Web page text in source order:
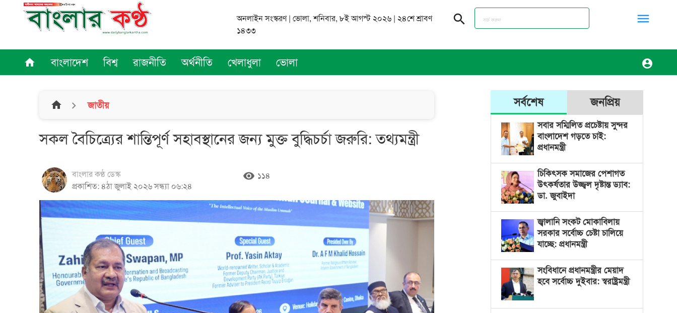
অনলাইন সংস্করণ | ভোলা, শনিবার, ৮ই আগস্ট ২০২৬ | ২৪শে শ্রাবণ
১৪৩৩
search menu
account_circle
home বাংলাদেশ বিশ্ব রাজনীতি অর্থনীতি খেলাধুলা ভোলা
home জাতীয়
সকল বৈচিত্র্যের শান্তিপূর্ণ সহাবস্থানের জন্য মুক্ত বুদ্ধিচর্চা জরুরি: তথ্যমন্ত্রী
বাংলার কণ্ঠ ডেস্ক
প্রকাশিত: ৪ঠা জুলাই ২০২৬ সন্ধ্যা ০৬:২৪
remove_red_eye ১১৪
সর্বশেষ জনপ্রিয়
সবার সম্মিলিত প্রচেষ্টায় সুন্দর
বাংলাদেশ গড়তে চাই:
প্রধানমন্ত্রী
চিকিৎসক সমাজের পেশাগত
উৎকর্ষতার উজ্জ্বল দৃষ্টান্ত ড্যাব:
ডা. জুবাইদা
জ্বালানি সংকট মোকাবিলায়
সরকার সর্বোচ্চ চেষ্টা চালিয়ে
যাচ্ছে: প্রধানমন্ত্রী
সংবিধানে প্রধানমন্ত্রীর মেয়াদ
হবে সর্বোচ্চ দুইবার: স্বরাষ্ট্রমন্ত্রী